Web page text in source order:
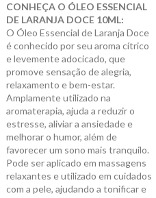
CONHEÇA O ÓLEO ESSENCIAL
DE LARANJA DOCE 10ML:
O Óleo Essencial de Laranja Doce
é conhecido por seu aroma cítrico
e levemente adocicado, que
promove sensação de alegria,
relaxamento e bem-estar.
Amplamente utilizado na
aromaterapia, ajuda a reduzir o
estresse, aliviar a ansiedade e
melhorar o humor, além de
favorecer um sono mais tranquilo.
Pode ser aplicado em massagens
relaxantes e utilizado em cuidados
com a pele, ajudando a tonificar e